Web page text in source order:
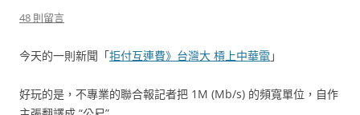
48 則留言
今天的一則新聞「拒付互連費》台灣大 槓上中華電」
好玩的是，不專業的聯合報記者把 1M (Mb/s) 的頻寬單位，自作